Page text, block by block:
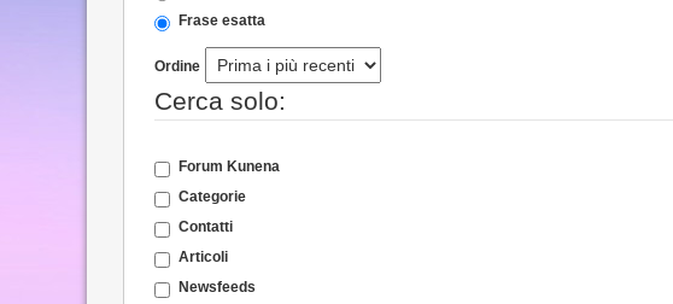
Frase esatta
Ordine
Cerca solo:
Forum Kunena
Categorie
Contatti
Articoli
Newsfeeds